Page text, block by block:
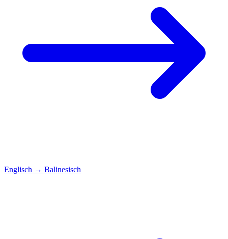
Englisch → Balinesisch